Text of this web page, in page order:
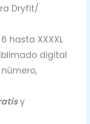
Dryfit/
hasta XXXXL
digital
y